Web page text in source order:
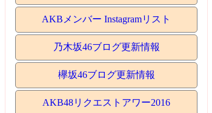
AKBメンバー Instagramリスト
乃木坂46ブログ更新情報
欅坂46ブログ更新情報
AKB48リクエストアワー2016